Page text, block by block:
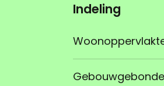
Indeling